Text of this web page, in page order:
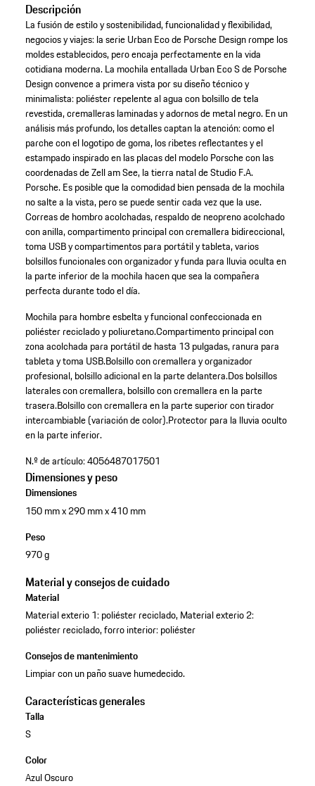
Descripción
La fusión de estilo y sostenibilidad, funcionalidad y flexibilidad,
negocios y viajes: la serie Urban Eco de Porsche Design rompe los
moldes establecidos, pero encaja perfectamente en la vida
cotidiana moderna. La mochila entallada Urban Eco S de Porsche
Design convence a primera vista por su diseño técnico y
minimalista: poliéster repelente al agua con bolsillo de tela
revestida, cremalleras laminadas y adornos de metal negro. En un
análisis más profundo, los detalles captan la atención: como el
parche con el logotipo de goma, los ribetes reflectantes y el
estampado inspirado en las placas del modelo Porsche con las
coordenadas de Zell am See, la tierra natal de Studio F.A.
Porsche. Es posible que la comodidad bien pensada de la mochila
no salte a la vista, pero se puede sentir cada vez que la use.
Correas de hombro acolchadas, respaldo de neopreno acolchado
con anilla, compartimento principal con cremallera bidireccional,
toma USB y compartimentos para portátil y tableta, varios
bolsillos funcionales con organizador y funda para lluvia oculta en
la parte inferior de la mochila hacen que sea la compañera
perfecta durante todo el día.
Mochila para hombre esbelta y funcional confeccionada en
poliéster reciclado y poliuretano.Compartimento principal con
zona acolchada para portátil de hasta 13 pulgadas, ranura para
tableta y toma USB.Bolsillo con cremallera y organizador
profesional, bolsillo adicional en la parte delantera.Dos bolsillos
laterales con cremallera, bolsillo con cremallera en la parte
trasera.Bolsillo con cremallera en la parte superior con tirador
intercambiable (variación de color).Protector para la lluvia oculto
en la parte inferior.
N.º de artículo:4056487017501
Dimensiones y peso
Dimensiones
150 mm x 290 mm x 410 mm
Peso
970 g
Material y consejos de cuidado
Material
Material exterio 1: poliéster reciclado, Material exterio 2:
poliéster reciclado, forro interior: poliéster
Consejos de mantenimiento
Limpiar con un paño suave humedecido.
Características generales
Talla
S
Color
Azul Oscuro